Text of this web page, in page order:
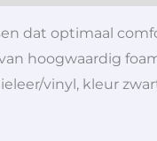
dat optimaal
hoogwaardig
vinyl, kleur